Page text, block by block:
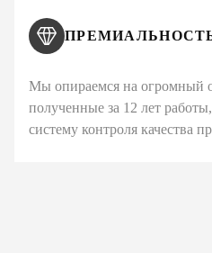
Мы опираемся на огромный
полученные за 12 лет
систему контроля качества